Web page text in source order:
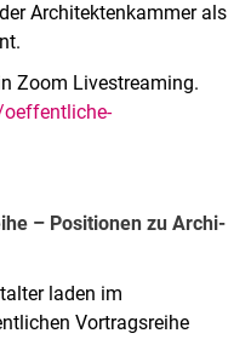
Architektenkammer als
Zoom Livestreaming.
– Po­si­tio­nen zu Ar­chi­
laden im
Vortragsreihe